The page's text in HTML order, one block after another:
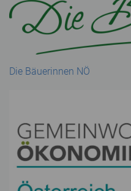
Die Bäuerinnen NÖ